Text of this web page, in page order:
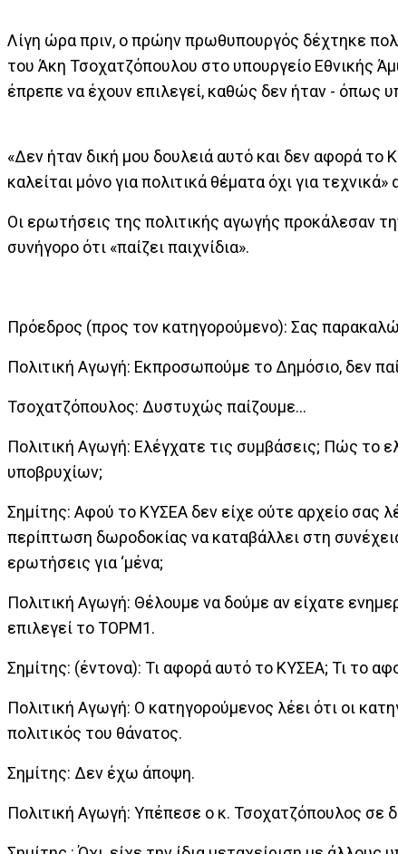
Λίγη ώρα πριν, ο πρώην πρωθυπουργός δέχτηκε
του Άκη Τσοχατζόπουλου στο υπουργείο Εθνικής
έπρεπε να έχουν επιλεγεί, καθώς δεν ήταν - όπως
«Δεν ήταν δική μου δουλειά αυτό και δεν αφορά
καλείται μόνο για πολιτικά θέματα όχι για
Οι ερωτήσεις της πολιτικής αγωγής προκάλεσαν
συνήγορο ότι «παίζει παιχνίδια».
Πρόεδρος (προς τον κατηγορούμενο): Σας
Πολιτική Αγωγή: Εκπροσωπούμε το Δημόσιο, δεν
Τσοχατζόπουλος: Δυστυχώς παίζουμε...
Πολιτική Αγωγή: Ελέγχατε τις συμβάσεις; Πώς το
υποβρυχίων;
Σημίτης: Αφού το ΚΥΣΕΑ δεν είχε ούτε αρχείο σας
περίπτωση δωροδοκίας να καταβάλλει στη
ερωτήσεις για ‘μένα;
Πολιτική Αγωγή: Θέλουμε να δούμε αν είχατε
επιλεγεί το ΤΟΡΜ1.
Σημίτης: (έντονα): Τι αφορά αυτό το ΚΥΣΕΑ; Τι το
Πολιτική Αγωγή: Ο κατηγορούμενος λέει ότι οι
πολιτικός του θάνατος.
Σημίτης: Δεν έχω άποψη.
Πολιτική Αγωγή: Υπέπεσε ο κ. Τσοχατζόπουλος σε